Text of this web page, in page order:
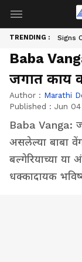
TRENDING : Signs
Baba
जगात काय
Author : Marathi
Published : Jun
Baba Vanga:
असलेल्या बाबा
बल्गेरियाच्या
धक्कादायक